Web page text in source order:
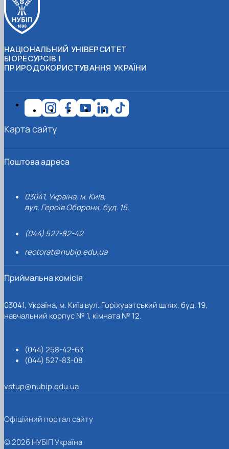
НАЦІОНАЛЬНИЙ УНІВЕРСИТЕТ
БІОРЕСУРСІВ І
ПРИРОДОКОРИСТУВАННЯ УКРАЇНИ
Поштова адреса
03041, Україна, м. Київ,
вул. Героїв Оборони, буд. 15.
(044) 527-82-42
rectorat@nubip.edu.ua
Приймальна комісія
03041, Україна, м. Київ вул. Горіхуватський шлях, буд. 19,
навчальний корпус № 1, кімната № 12.
(044) 258-42-63
(044) 527-83-08
vstup@nubip.edu.ua
Карта сайту
Офіційний портал сайту
© 2026 НУБІП Україна